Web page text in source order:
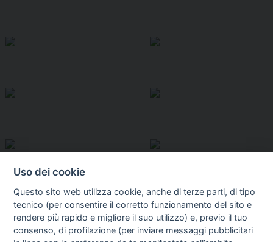
Uso dei cookie
Questo sito web utilizza cookie, anche di terze parti, di tipo
tecnico (per consentire il corretto funzionamento del sito e
rendere più rapido e migliore il suo utilizzo) e, previo il tuo
consenso, di profilazione (per inviare messaggi pubblicitari